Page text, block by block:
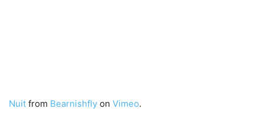
Nuit from Bearnishfly on Vimeo.